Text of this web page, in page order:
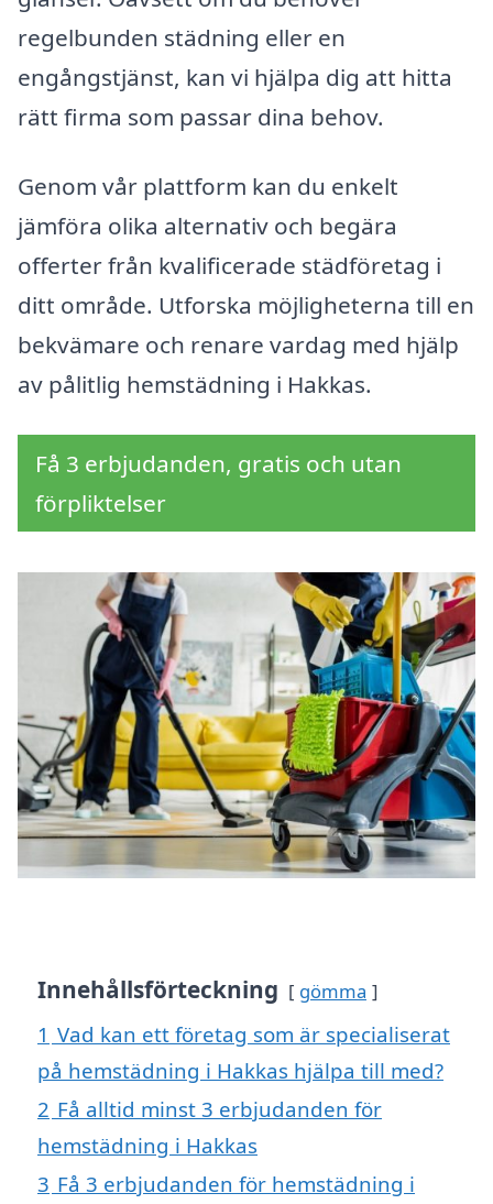
regelbunden städning eller en
engångstjänst, kan vi hjälpa dig att hitta
rätt firma som passar dina behov.
Genom vår plattform kan du enkelt
jämföra olika alternativ och begära
offerter från kvalificerade städföretag i
ditt område. Utforska möjligheterna till en
bekvämare och renare vardag med hjälp
av pålitlig hemstädning i Hakkas.
Få 3 erbjudanden, gratis och utan
förpliktelser
Innehållsförteckning gömma
1 Vad kan ett företag som är specialiserat
på hemstädning i Hakkas hjälpa till med?
2 Få alltid minst 3 erbjudanden för
hemstädning i Hakkas
3 Få 3 erbjudanden för hemstädning i